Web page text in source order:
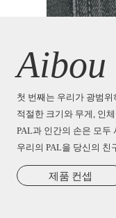
Aibou
첫 번째는 우리가 광범
적절한 크기와 무게, 인
PAL과 인간의 손은 모두
우리의 PAL을 당신의 친
제품 컨셉